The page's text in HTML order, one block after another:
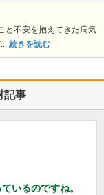
と不安を抱えてきた病気
続きを読む
記事
いるのですね。